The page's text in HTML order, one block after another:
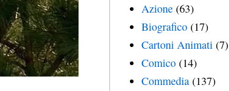
Azione (63)
Biografico (17)
Cartoni Animati (7)
Comico (14)
Commedia (137)